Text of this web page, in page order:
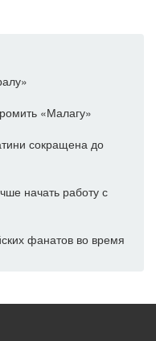
«Малагу»
сокращена до
начать работу с
фанатов во время